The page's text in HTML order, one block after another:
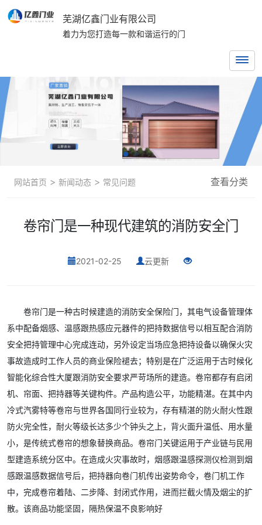
芜湖亿鑫门业有限公司
着力为您打造每一款和谐运行的门
网站首页 > 新闻动态 > 常见问题 查看分类
卷帘门是一种现代建筑的消防安全门
2021-02-25 云更新
卷帘门是一种古时候建造的消防安全保险门，其电气设备管理体
系中配备烟感、温感跟热感应元器件的把持数据信号以相互配合消防
安全把持管理中心完成连动，另外设定当场应急把持设备以确保火灾
事故造成时工作人员的商业保险褪去；特别是在广泛运用于古时候化
智能化综合性大厦跟消防安全要求严苛场所的建造。卷帘都存有启闭
机、帘面、把持器等关键构件。产品构造公平，功能精湛。在其中内
冷式汽雾特等卷帘与世界各国同行业较为，存有精湛的防火耐火性跟
防火完全性，耐火等级长达多少个钟头之上，背火面升温低、用水量
小，是传统式卷帘的想象替换商品。卷帘门关键运用于产业链与民用
型建造系统分区中。在造成火灾事故时，烟感跟温感探测仪检测到烟
感跟温感数据信号后，把持器向卷门机传出姿势命令，卷门机工作
中，完成卷帘着陆、二步降、封闭式作用，进而拦截火情及烟尘的扩
散。该商品功能坚固，隔热保温不良影响好